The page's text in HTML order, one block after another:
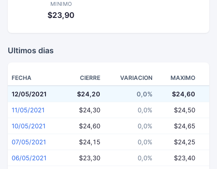
MINIMO
$23,90
Ultimos dias
FECHA CIERRE VARIACION MAXIMO
12/05/2021 $24,20 0,0% $24,60
11/05/2021 $24,30 0,0% $24,50
10/05/2021 $24,60 0,0% $24,65
07/05/2021 $24,15 0,0% $24,25
06/05/2021 $23,30 0,0% $23,40